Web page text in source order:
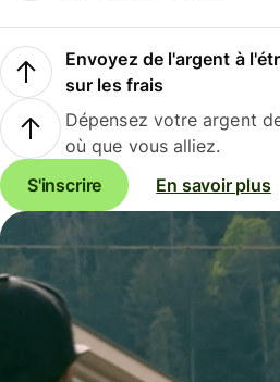
Envoyez de l'argent à
sur les frais
Dépensez votre argent
où que vous alliez.
S'inscrire
En savoir plus